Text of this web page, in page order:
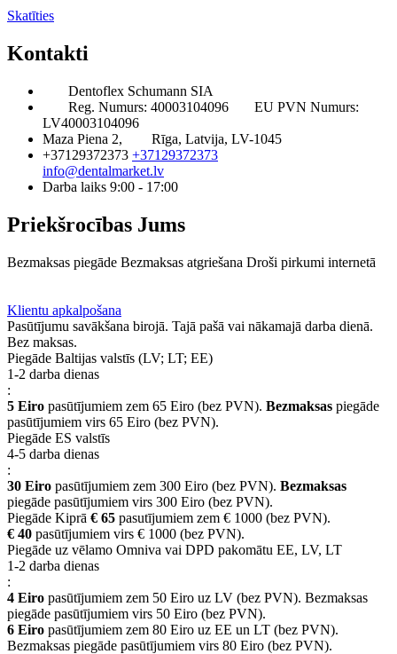
Skatīties
Kontakti
Dentoflex Schumann SIA
Reg. Numurs: 40003104096
EU PVN Numurs:
LV40003104096
Maza Piena 2,
Rīga, Latvija, LV-1045
+37129372373 +37129372373
info@dentalmarket.lv
Darba laiks 9:00 - 17:00
Priekšrocības Jums
Bezmaksas piegāde Bezmaksas atgriešana Droši pirkumi internetā
Klientu apkalpošana
Pasūtījumu savākšana birojā. Tajā pašā vai nākamajā darba dienā.
Bez maksas.
Piegāde Baltijas valstīs (LV; LT; EE)
1-2 darba dienas
:
5 Eiro pasūtījumiem zem 65 Eiro (bez PVN). Bezmaksas piegāde
pasūtījumiem virs 65 Eiro (bez PVN).
Piegāde ES valstīs
4-5 darba dienas
:
30 Eiro pasūtījumiem zem 300 Eiro (bez PVN). Bezmaksas
piegāde pasūtījumiem virs 300 Eiro (bez PVN).
Piegāde Kiprā € 65 pasutījumiem zem € 1000 (bez PVN).
€ 40 pasūtījumiem virs € 1000 (bez PVN).
Piegāde uz vēlamo Omniva vai DPD pakomātu EE, LV, LT
1-2 darba dienas
:
4 Eiro pasūtījumiem zem 50 Eiro uz LV (bez PVN). Bezmaksas
piegāde pasūtījumiem virs 50 Eiro (bez PVN).
6 Eiro pasūtījumiem zem 80 Eiro uz EE un LT (bez PVN).
Bezmaksas piegāde pasūtījumiem virs 80 Eiro (bez PVN).